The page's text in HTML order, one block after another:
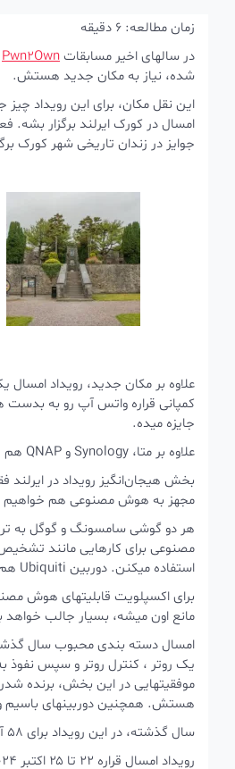
زمان مطالعه: 6 دقیقه
در سالهای اخیر مسابقاتPwn2Own
شده، نیاز به مکان جدید هستش.
این نقل مکان، برای این رویداد
امسال در کورک ایرلند برگزار بشه.
جوایز در زندان تاریخی شهر کورک
علاوه بر مکان جدید، رویداد
جایزه میده.
علاوه بر متا، Synology و QNAP هم جزء حامیان مالی این رویداد هستن.
بخش هیجان‌انگیز رویداد در
مجهز به هوش مصنوعی هم خواهیم
استفاده میکنن. دوربین Ubiquiti هم برای دقت و برد بالاتر در شناسایی از هوش مصنوعی استفاده میکنه.
برای اکسپلویت قابلیتهای هوش
مانع اون میشه، بسیار جالب خواهد
یک روتر ، کنترل روتر و سپس
موفقیتهایی در این بخش، برنده
هستش. همچنین دوربینهای باسیم و
سال گذشته، در این رویداد برای 58 آسیب‌پذیری زیرودی مبلغ ۱،۰۳۸،۵۰۰ دلارپرداختی داشتن.